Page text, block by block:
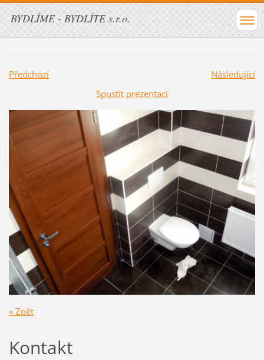
BYDLÍME - BYDLÍTE s.r.o.
Předchozí
Následující
Spustit prezentaci
« Zpět
Kontakt